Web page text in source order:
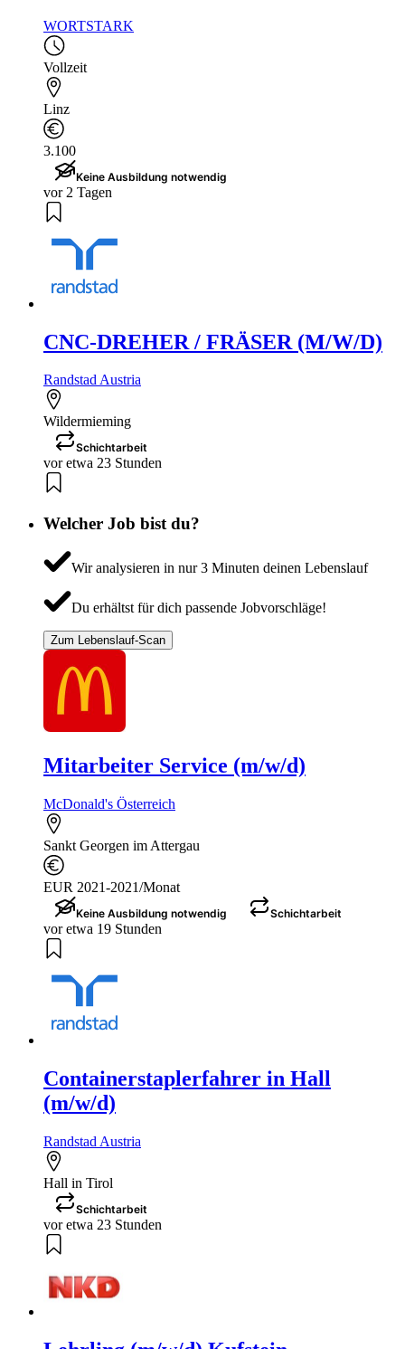
WORTSTARK
Vollzeit
Linz
3.100
Keine Ausbildung notwendig
vor 2 Tagen
CNC-DREHER / FRÄSER (M/W/D)
Randstad Austria
Wildermieming
Schichtarbeit
vor etwa 23 Stunden
Welcher Job bist du?
Wir analysieren in nur 3 Minuten deinen Lebenslauf
Du erhältst für dich passende Jobvorschläge!
Zum Lebenslauf-Scan
Mitarbeiter Service (m/w/d)
McDonald's Österreich
Sankt Georgen im Attergau
EUR 2021-2021/Monat
Keine Ausbildung notwendig Schichtarbeit
vor etwa 19 Stunden
Containerstaplerfahrer in Hall
(m/w/d)
Randstad Austria
Hall in Tirol
Schichtarbeit
vor etwa 23 Stunden